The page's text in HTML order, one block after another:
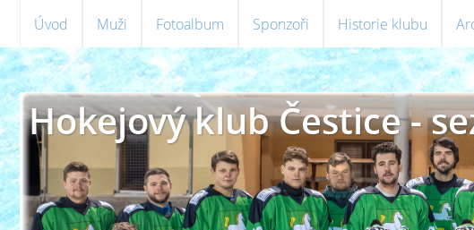
Úvod Muži Fotoalbum Sponzoři Historie klubu
Hokejový klub Čestice -